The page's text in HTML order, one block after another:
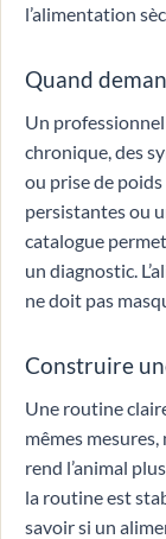
l’alimentation
Quand
Un professionnel
chronique, des
ou prise de
persistantes ou
catalogue
un diagnostic.
ne doit pas
Construire
Une routine
mêmes
rend l’animal
la routine est
savoir si un